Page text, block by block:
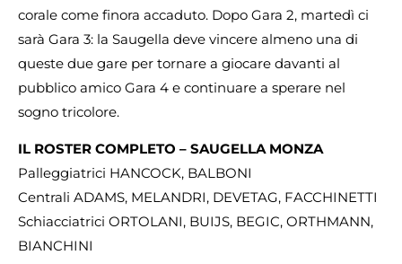
corale come finora accaduto. Dopo Gara 2, martedì ci
sarà Gara 3: la Saugella deve vincere almeno una di
queste due gare per tornare a giocare davanti al
pubblico amico Gara 4 e continuare a sperare nel
sogno tricolore.
IL ROSTER COMPLETO – SAUGELLA MONZA
Palleggiatrici HANCOCK, BALBONI
Centrali ADAMS, MELANDRI, DEVETAG, FACCHINETTI
Schiacciatrici ORTOLANI, BUIJS, BEGIC, ORTHMANN,
BIANCHINI